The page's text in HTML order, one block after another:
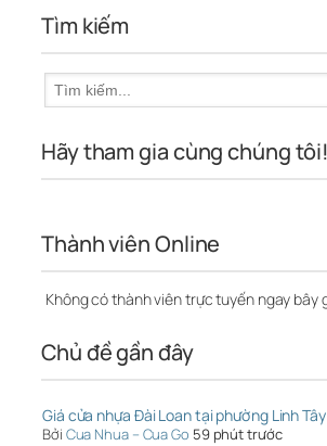
Tìm kiếm
Hãy tham gia cùng chúng tôi!
Thành viên Online
Không có thành viên trực tuyến ngay bây
Chủ đề gần đây
Giá cửa nhựa Đài Loan tại phường Linh Tây
Bởi Cua Nhua – Cua Go 59 phút trước